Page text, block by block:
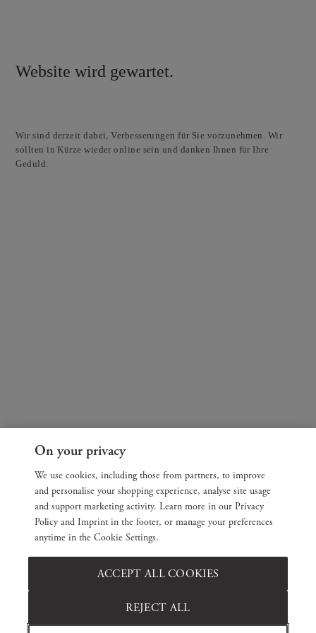
Website wird gewartet.
Wir sind derzeit dabei, Verbesserungen für Sie vorzunehmen. Wir
sollten in Kürze wieder online sein und danken Ihnen für Ihre
Geduld.
On your privacy
We use cookies, including those from partners, to improve
and personalise your shopping experience, analyse site usage
and support marketing activity. Learn more in our Privacy
Policy and Imprint in the footer, or manage your preferences
anytime in the Cookie Settings.
REJECT ALL
ACCEPT ALL COOKIES